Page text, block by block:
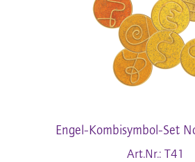
Engel-Kombisymbol-Set
Art.Nr.: T41